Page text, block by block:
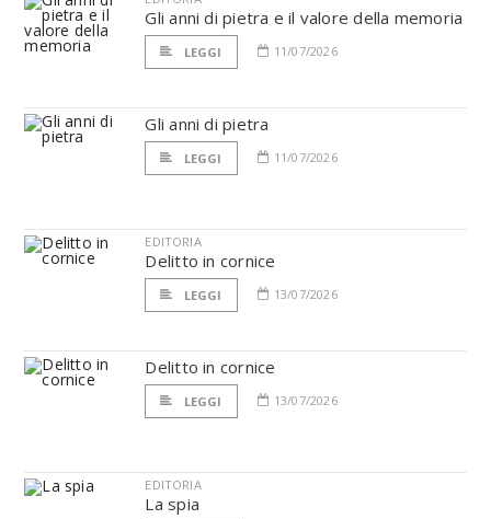
Gli anni di pietra e il valore della memoria
LEGGI 11/07/2026
Gli anni di pietra
LEGGI 11/07/2026
EDITORIA
Delitto in cornice
LEGGI 13/07/2026
Delitto in cornice
LEGGI 13/07/2026
EDITORIA
La spia